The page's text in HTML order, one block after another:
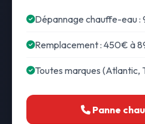
Dépannage chauffe-eau :
Remplacement : 450€ à
Toutes marques (Atlantic,
Panne